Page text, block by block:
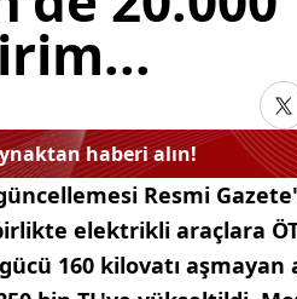
haberi alın!
Resmi
elektrikli araçlara
160 kilovatı aşmayan